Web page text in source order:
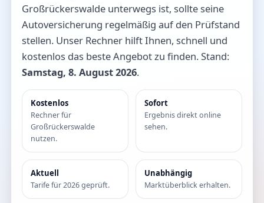
Großrückerswalde unterwegs ist, sollte seine
Autoversicherung regelmäßig auf den Prüfstand
stellen. Unser Rechner hilft Ihnen, schnell und
kostenlos das beste Angebot zu finden. Stand:
Samstag, 8. August 2026.
Kostenlos
Rechner für
Großrückerswalde
nutzen.
Sofort
Ergebnis direkt online
sehen.
Aktuell
Tarife für 2026 geprüft.
Unabhängig
Marktüberblick erhalten.